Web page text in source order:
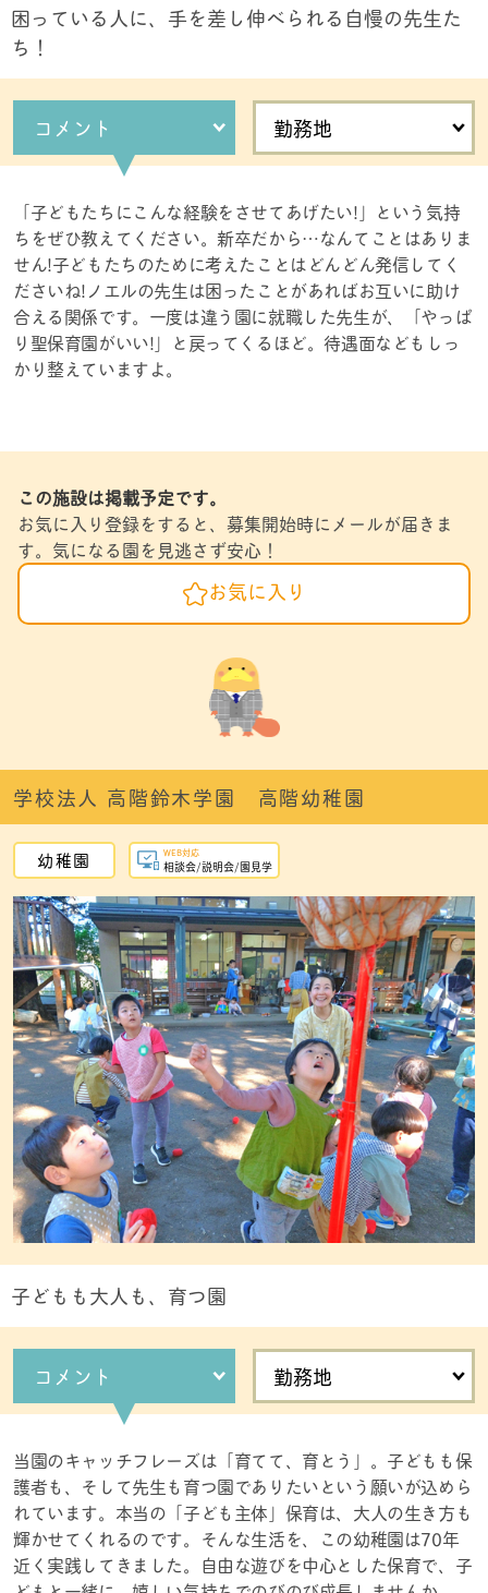
困っている人に、手を差し伸べられる自慢の先生た
ち！
コメント 勤務地
「子どもたちにこんな経験をさせてあげたい!」という気持
ちをぜひ教えてください。新卒だから…なんてことはありま
せん!子どもたちのために考えたことはどんどん発信してく
ださいね!ノエルの先生は困ったことがあればお互いに助け
合える関係です。一度は違う園に就職した先生が、「やっぱ
り聖保育園がいい!」と戻ってくるほど。待遇面などもしっ
かり整えていますよ。
この施設は掲載予定です。
お気に入り登録をすると、募集開始時にメールが届きま
す。気になる園を見逃さず安心！
お気に入り
学校法人 高階鈴木学園 高階幼稚園
幼稚園 WEB対応
相談会/説明会/園見学
子どもも大人も、育つ園
コメント 勤務地
当園のキャッチフレーズは「育てて、育とう」。子どもも保
護者も、そして先生も育つ園でありたいという願いが込めら
れています。本当の「子ども主体」保育は、大人の生き方も
輝かせてくれるのです。そんな生活を、この幼稚園は70年
近く実践してきました。自由な遊びを中心とした保育で、子